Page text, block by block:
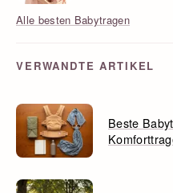
Alle besten Babytragen
VERWANDTE ARTIKEL
Beste